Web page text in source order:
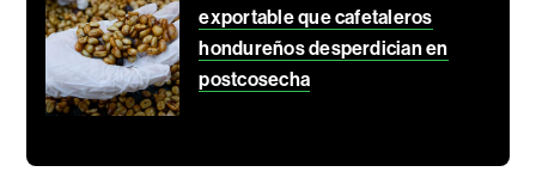
exportable que cafetaleros
hondureños desperdician en
postcosecha